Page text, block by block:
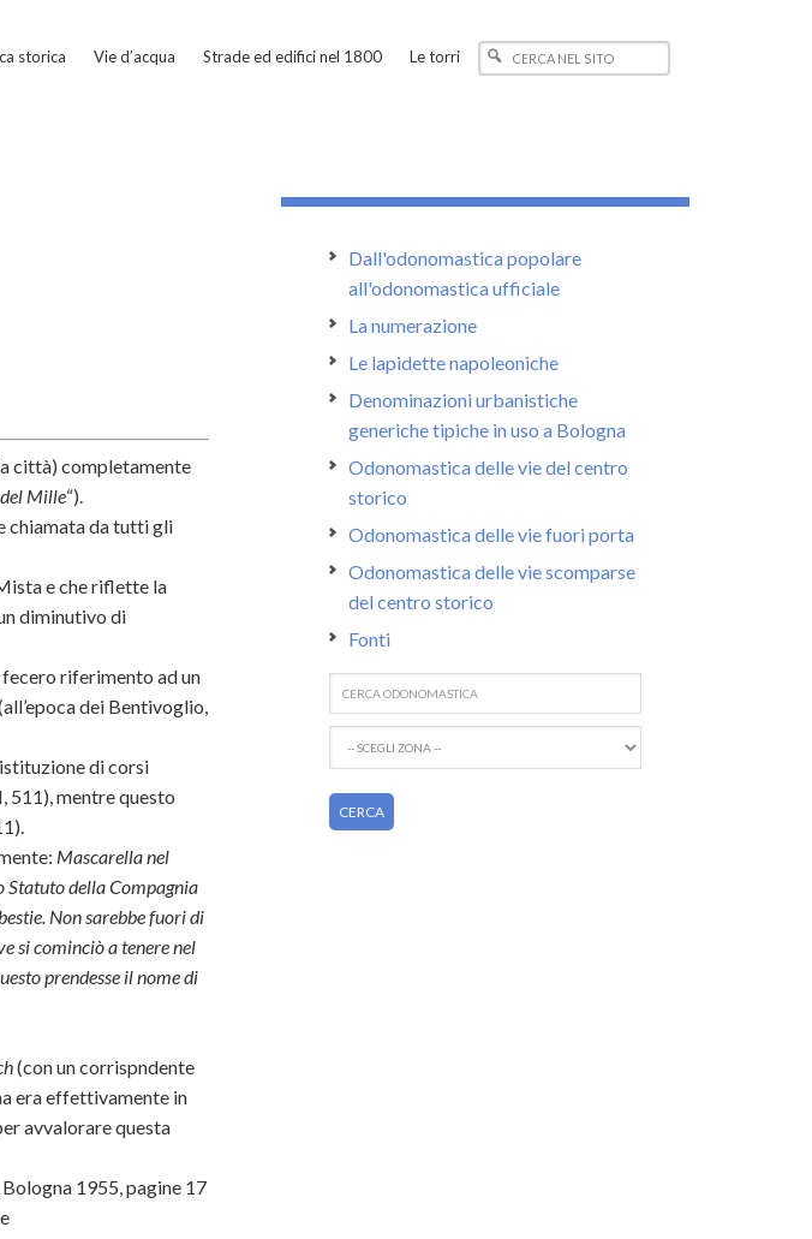
storica Vie d’acqua Strade ed edifici nel 1800 Le torri
città) completamente
Mille“).
chiamata da tutti gli
e che riflette la
diminutivo di
fecero riferimento ad un
dei Bentivoglio,
di corsi
511), mentre questo
Mascarella nel
Statuto della Compagnia
Non sarebbe fuori di
si cominciò a tenere nel
prendesse il nome di
(con un corrispndente
era effettivamente in
avvalorare questa
Bologna 1955, pagine 17
Dall'odonomastica popolare
all'odonomastica ufficiale
La numerazione
Le lapidette napoleoniche
Denominazioni urbanistiche
generiche tipiche in uso a Bologna
Odonomastica delle vie del centro
storico
Odonomastica delle vie fuori porta
Odonomastica delle vie scomparse
del centro storico
Fonti